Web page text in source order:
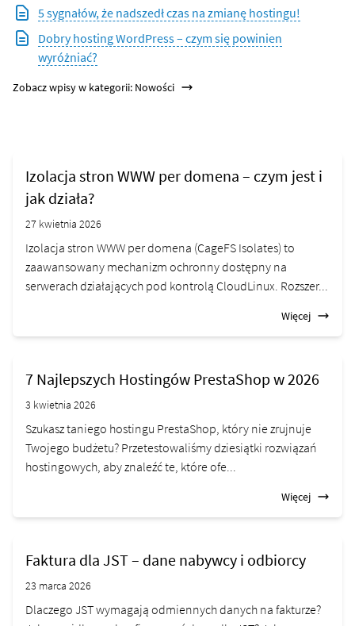
5 sygnałów, że nadszedł czas na zmianę hostingu!
Dobry hosting WordPress – czym się powinien
wyróżniać?
Zobacz wpisy w kategorii: Nowości
Izolacja stron WWW per domena – czym jest i
jak działa?
27 kwietnia 2026
Izolacja stron WWW per domena (CageFS Isolates) to
zaawansowany mechanizm ochronny dostępny na
serwerach działających pod kontrolą CloudLinux. Rozszer...
Więcej
7 Najlepszych Hostingów PrestaShop w 2026
3 kwietnia 2026
Szukasz taniego hostingu PrestaShop, który nie zrujnuje
Twojego budżetu? Przetestowaliśmy dziesiątki rozwiązań
hostingowych, aby znaleźć te, które ofe...
Więcej
Faktura dla JST – dane nabywcy i odbiorcy
23 marca 2026
Dlaczego JST wymagają odmiennych danych na fakturze?